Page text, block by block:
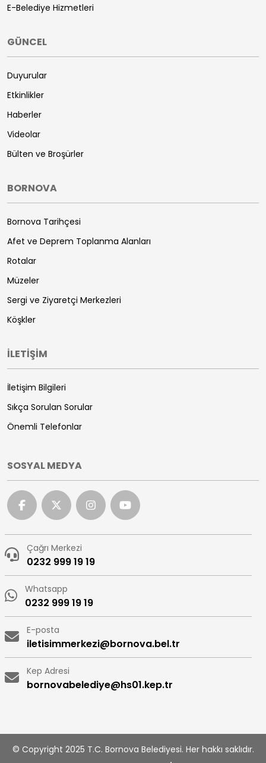
E-Belediye Hizmetleri
GÜNCEL
Duyurular
Etkinlikler
Haberler
Videolar
Bülten ve Broşürler
BORNOVA
Bornova Tarihçesi
Afet ve Deprem Toplanma Alanları
Rotalar
Müzeler
Sergi ve Ziyaretçi Merkezleri
Köşkler
İLETİŞİM
İletişim Bilgileri
Sıkça Sorulan Sorular
Önemli Telefonlar
SOSYAL MEDYA
Çağrı Merkezi
0232 999 19 19
Whatsapp
0232 999 19 19
E-posta
iletisimmerkezi@bornova.bel.tr
Kep Adresi
bornovabelediye@hs01.kep.tr
© Copyright 2025 T.C. Bornova Belediyesi. Her hakkı saklıdır.